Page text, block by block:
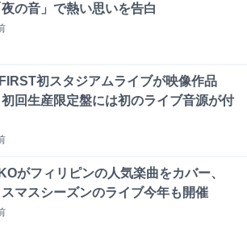
の音」で熱い思いを告白
初スタジアムライブが映像作品
回生産限定盤には初のライブ音源が付
がフィリピンの人気楽曲をカバー、
マスシーズンのライブ今年も開催